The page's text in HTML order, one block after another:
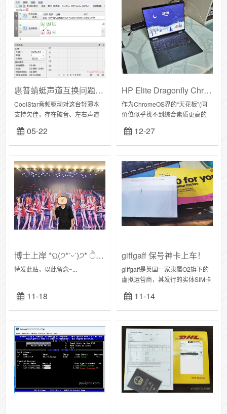
惠普蜻蜓声道互换问题解决方案
CoolStar音频驱动对这台轻薄本
支持欠佳，存在破音、左右声道
解决声道问题很简单，目前对破
解版驱动有两种修补方案：方案
05-22
HP Elite Dragonfly Chromebook
作为ChromeOS界的“天花板”(同
价位似乎找不到综合素质更高的
HPEliteDragonflyChromebook采
用轻盈且坚固的镁...
12-27
博士上岸 *ଘ(੭*ˊᵕˋ)੭* ੈ✩‧₊˚
特发此贴，以此留念~...
11-18
giffgaff 保号神卡上车！
giffgaff是英国一家隶属O2旗下的
虚拟运营商，其发行的实体SIM卡
择，可全球漫游。该卡0月租且免
费接收短信，充值后半年保号一
11-14